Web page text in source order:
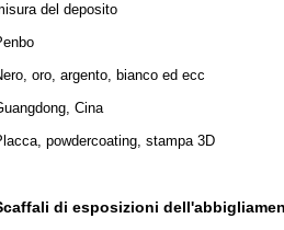
del deposito
oro, argento, bianco ed ecc
Cina
powdercoating, stampa 3D
di esposizioni